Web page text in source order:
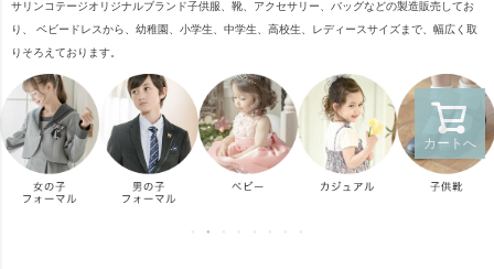
カートへ
サリンコテージオリジナルブランド子供服、靴、アクセサリー、バッグなどの製造販売してお
り、 ベビードレスから、幼稚園、小学生、中学生、高校生、レディースサイズまで、幅広く取
りそろえております。